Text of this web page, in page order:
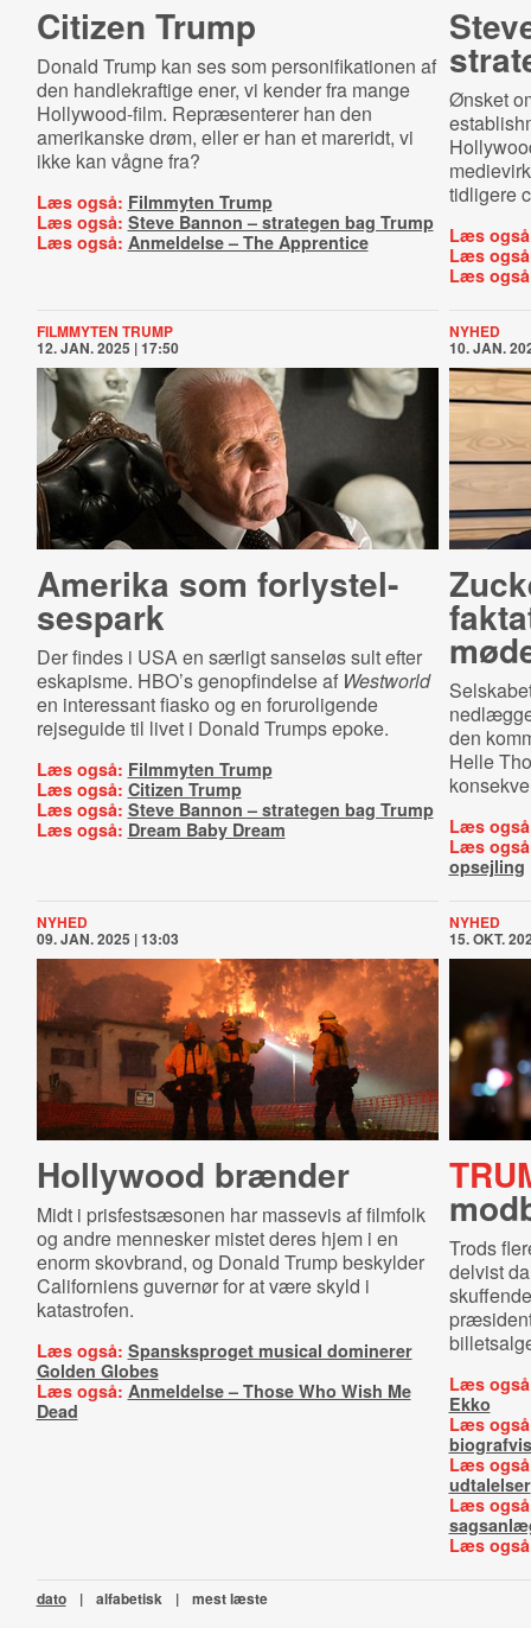
Citizen Trump
Donald Trump kan ses som personifikationen af
den handlekraftige ener, vi kender fra mange
Hollywood-film. Repræsenterer han den
amerikanske drøm, eller er han et mareridt, vi
ikke kan vågne fra?
Læs også: Filmmyten Trump
Læs også: Steve Bannon – strategen bag Trump
Læs også: Anmeldelse – The Apprentice
Ønsket
tidligere
Læs
Læs
Læs
FILMMYTEN TRUMP
12. JAN. 2025 | 17:50
Amerika som for­ly­stel­
ses­park
Der findes i USA en særligt sanseløs sult efter
eskapisme. HBO’s genopfindelse af Westworld
en interessant fiasko og en foruroligende
rejseguide til livet i Donald Trumps epoke.
Læs også: Filmmyten Trump
Læs også: Citizen Trump
Læs også: Steve Bannon – strategen bag Trump
Læs også: Dream Baby Dream
NYHED
10. JAN.
den
Helle
Læs
Læs
opsejling
NYHED
09. JAN. 2025 | 13:03
Hollywood brænder
Midt i prisfestsæsonen har massevis af filmfolk
og andre mennesker mistet deres hjem i en
enorm skovbrand, og Donald Trump beskylder
Californiens guvernør for at være skyld i
katastrofen.
Læs også: Spansksproget musical dominerer
Golden Globes
Læs også: Anmeldelse – Those Who Wish Me
Dead
NYHED
15. OKT.
Trods
delvist
Læs
Ekko
Læs
Læs
udtalelser
Læs
Læs
dato | alfabetisk | mest læste